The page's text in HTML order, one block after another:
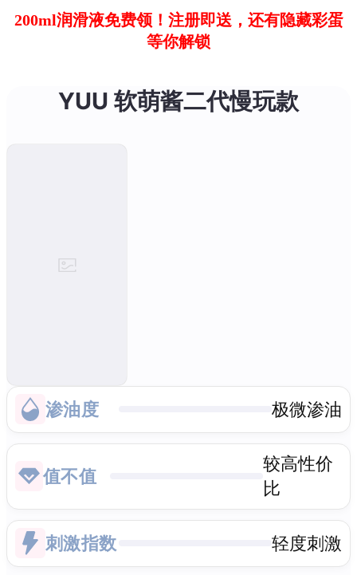
200ml润滑液免费领！注册即送，还有隐藏彩蛋
等你解锁
YUU 软萌酱二代慢玩款
渗油度 极微渗油
值不值
较高性价
比
刺激指数 轻度刺激